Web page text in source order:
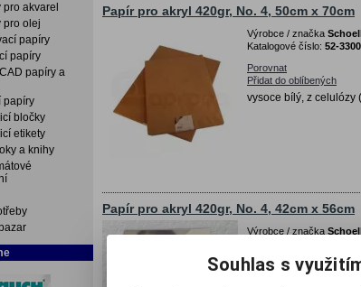
pro akvarel
pro olej
papíry
papíry
papíry a
papíry
bločky
etikety
a knihy
Papír pro akryl 420gr, No. 4, 50cm x 70cm
Výrobce / značka
Katalogové číslo: 52-
Porovnat
Přidat do oblíbených
vysoce bílý, z celulózy
Papír pro akryl 420gr, No. 4, 42cm x 56cm
Výrobce / značka
Porovnat
Souhlas s